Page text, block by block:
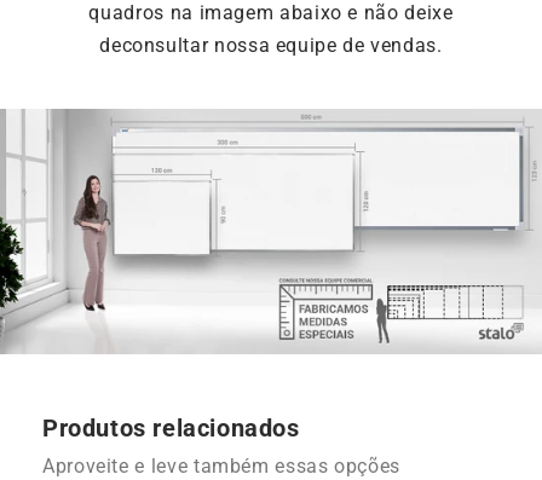
quadros na imagem abaixo e não deixe
deconsultar nossa equipe de vendas.
Produtos relacionados
Aproveite e leve também essas opções